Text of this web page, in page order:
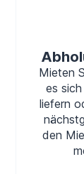
Mieten
es
liefern
den